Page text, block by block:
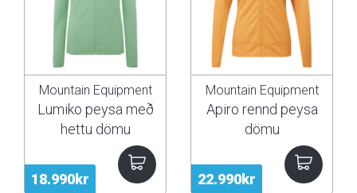
18.990kr
Mountain Equipment
Lumiko peysa með
hettu dömu
22.990kr
Mountain Equipment
Apiro rennd peysa
dömu